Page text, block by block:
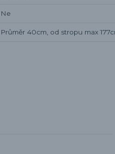
Ne
Průměr 40cm, od stropu max